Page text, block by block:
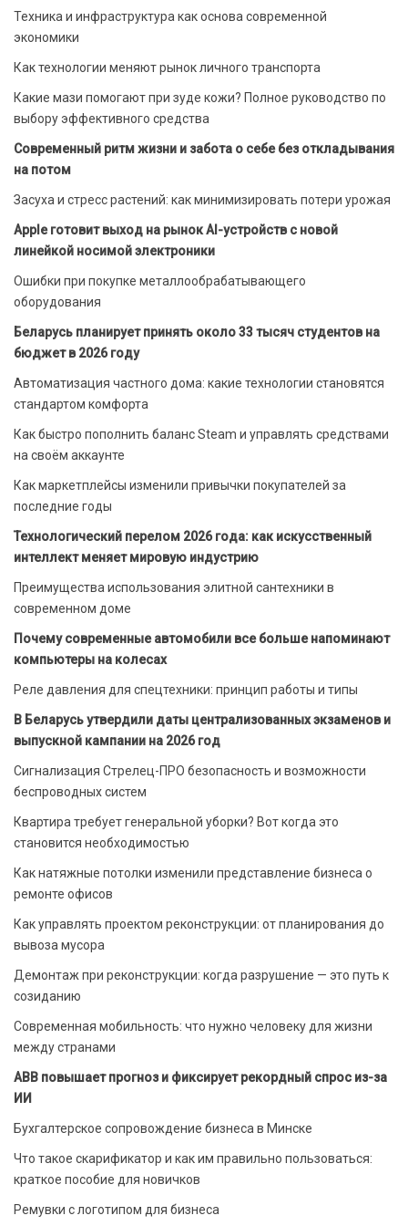
Техника и инфраструктура как основа современной
экономики
Как технологии меняют рынок личного транспорта
Какие мази помогают при зуде кожи? Полное руководство по
выбору эффективного средства
Современный ритм жизни и забота о себе без откладывания
на потом
Засуха и стресс растений: как минимизировать потери урожая
Apple готовит выход на рынок AI-устройств с новой
линейкой носимой электроники
Ошибки при покупке металлообрабатывающего
оборудования
Беларусь планирует принять около 33 тысяч студентов на
бюджет в 2026 году
Автоматизация частного дома: какие технологии становятся
стандартом комфорта
Как быстро пополнить баланс Steam и управлять средствами
на своём аккаунте
Как маркетплейсы изменили привычки покупателей за
последние годы
Технологический перелом 2026 года: как искусственный
интеллект меняет мировую индустрию
Преимущества использования элитной сантехники в
современном доме
Почему современные автомобили все больше напоминают
компьютеры на колесах
Реле давления для спецтехники: принцип работы и типы
В Беларусь утвердили даты централизованных экзаменов и
выпускной кампании на 2026 год
Сигнализация Стрелец-ПРО безопасность и возможности
беспроводных систем
Квартира требует генеральной уборки? Вот когда это
становится необходимостью
Как натяжные потолки изменили представление бизнеса о
ремонте офисов
Как управлять проектом реконструкции: от планирования до
вывоза мусора
Демонтаж при реконструкции: когда разрушение — это путь к
созиданию
Современная мобильность: что нужно человеку для жизни
между странами
ABB повышает прогноз и фиксирует рекордный спрос из-за
ИИ
Бухгалтерское сопровождение бизнеса в Минске
Что такое скарификатор и как им правильно пользоваться:
краткое пособие для новичков
Ремувки с логотипом для бизнеса